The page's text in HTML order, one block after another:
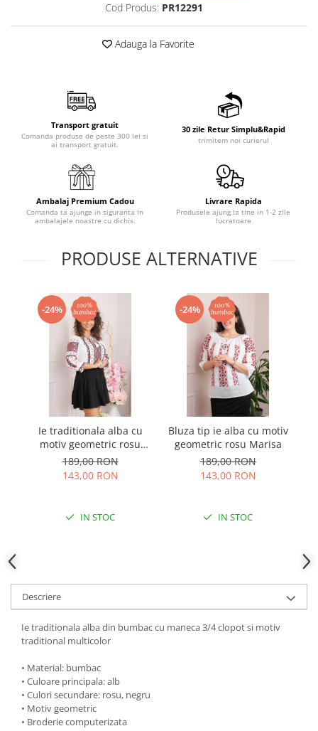
Cod Produs: PR12291
Adauga la Favorite
Transport gratuit
Comanda produse de peste 300 lei si
ai transport gratuit.
30 zile Retur Simplu&Rapid
trimitem noi curierul
Ambalaj Premium Cadou
Comanda ta ajunge in siguranta in
ambalajele noastre cu dichis.
Livrare Rapida
Produsele ajung la tine in 1-2 zile
lucratoare
PRODUSE ALTERNATIVE
-24%
Ie traditionala alba cu
motiv geometric rosu
Lorena 02
189,00 RON
143,00 RON
IN STOC
-24%
Bluza tip ie alba cu motiv
geometric rosu Marisa
189,00 RON
143,00 RON
IN STOC
Descriere
Ie traditionala alba din bumbac cu maneca 3/4 clopot si motiv
traditional multicolor
• Material: bumbac
• Culoare principala: alb
• Culori secundare: rosu, negru
• Motiv geometric
• Broderie computerizata